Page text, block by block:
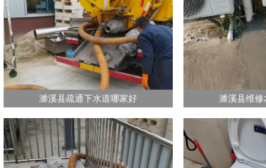
濉溪县疏通下水道哪家好 濉溪县维